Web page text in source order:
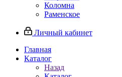
Коломна
Раменское
Личный кабинет
Главная
Каталог
Назад